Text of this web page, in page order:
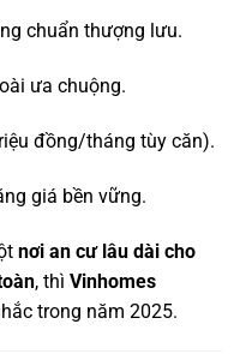
chuẩn thượng lưu.
ưa chuộng.
đồng/tháng tùy căn).
giá bền vững.
nơi an cư lâu dài cho
, thì Vinhomes
trong năm 2025.